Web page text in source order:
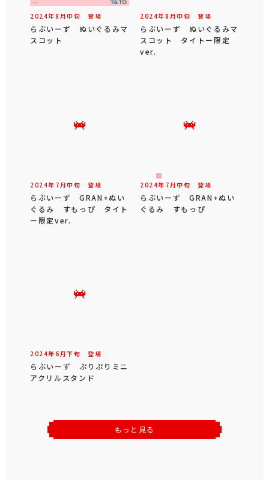
2024年8 月中旬 登場
らぶいーず ぬいぐるみマ
スコット
2024年8 月中旬 登場
らぶいーず ぬいぐるみマ
スコット タイトー限定
ver.
2024年 7 月中旬 登場
らぶいーず GRAN+ぬい
ぐるみ すもっぴ タイト
ー限定ver.
2024年 7 月中旬 登場
らぶいーず GRAN+ぬい
ぐるみ すもっぴ
2024年6 月下旬 登場
らぶいーず ぷりぷりミニ
アクリルスタンド
もっと見る